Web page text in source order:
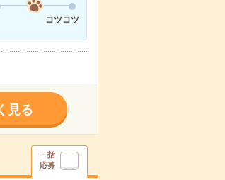
コツコツ
見る
一括
応募